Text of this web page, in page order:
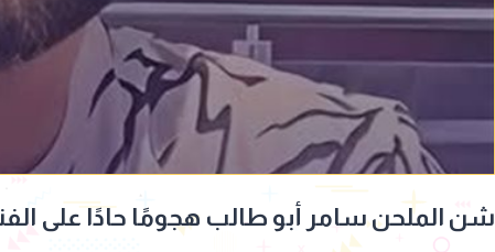
شن الملحن سامر أبو طالب هجومًا حادًا على